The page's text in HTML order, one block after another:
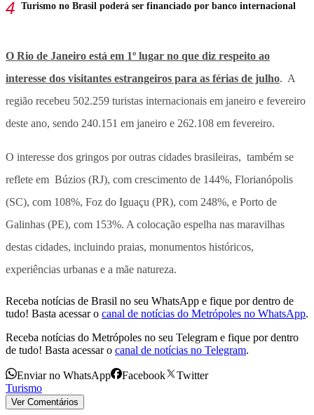
Turismo no Brasil poderá ser financiado por banco internacional
O Rio de Janeiro está em 1º lugar no que diz respeito ao
interesse dos visitantes estrangeiros para as férias de julho. A
região recebeu 502.259 turistas internacionais em janeiro e fevereiro
deste ano, sendo 240.151 em janeiro e 262.108 em fevereiro.
O interesse dos gringos por outras cidades brasileiras, também se
reflete em Búzios (RJ), com crescimento de 144%, Florianópolis
(SC), com 108%, Foz do Iguaçu (PR), com 248%, e Porto de
Galinhas (PE), com 153%. A colocação espelha nas maravilhas
destas cidades, incluindo praias, monumentos históricos,
experiências urbanas e a mãe natureza.
Receba notícias de Brasil no seu WhatsApp e fique por dentro de
tudo! Basta acessar o canal de notícias do Metrópoles no WhatsApp.
Receba notícias do Metrópoles no seu Telegram e fique por dentro
de tudo! Basta acessar o canal de notícias no Telegram.
Enviar no WhatsApp Facebook
Twitter
Turismo
Ver Comentários